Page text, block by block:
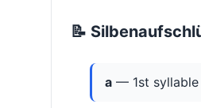
📝
a — 1st syllable